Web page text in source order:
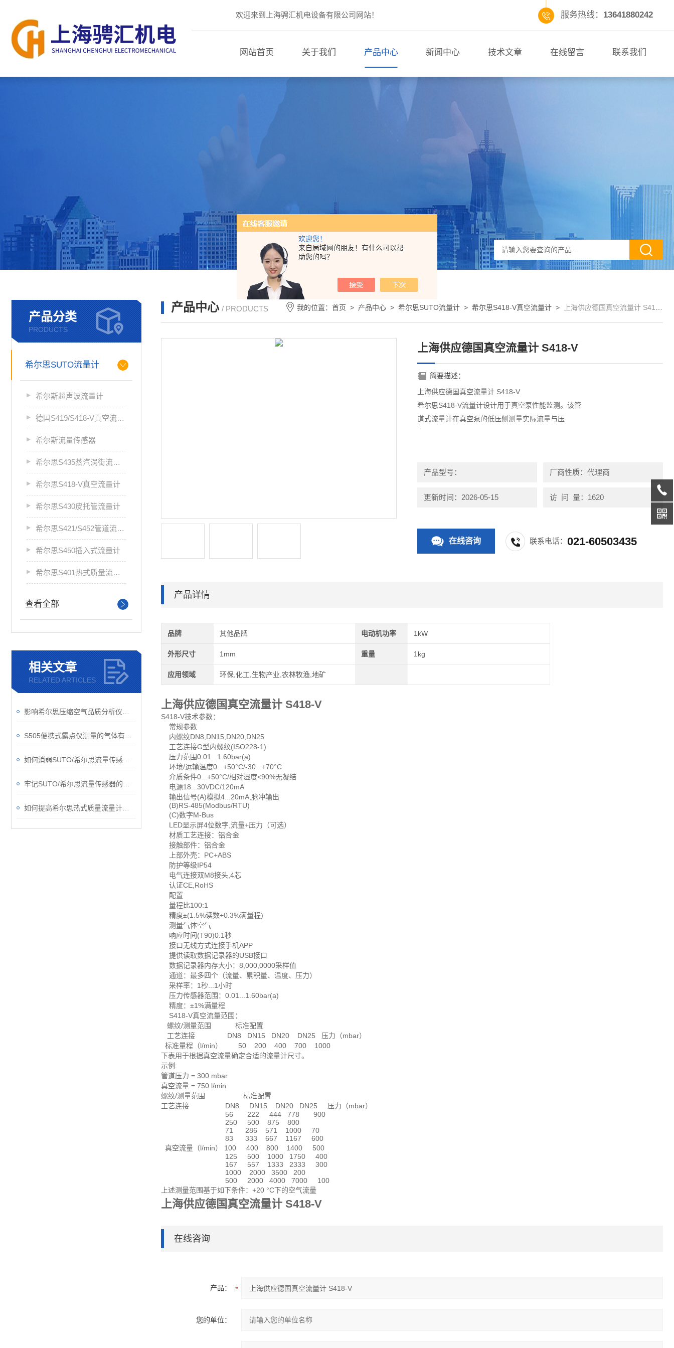
欢迎您！
来自局域网的朋友！有什么可以帮
助您的吗？
欢迎来到上海骋汇机电设备有限公司网站！ 服务热线： 13641880242
网站首页 关于我们 产品中心 新闻中心 技术文章 在线留言 联系我们
产品分类
PRODUCTS
希尔思SUTO流量计
希尔斯超声波流量计
德国S419/S418-V真空流量计
希尔斯流量传感器
希尔思S435蒸汽涡街流量计
希尔思S418-V真空流量计
希尔思S430皮托管流量计
希尔思S421/S452管道流量计
希尔思S450插入式流量计
希尔思S401热式质量流量计
查看全部
相关文章
RELATED ARTICLES
产品中心 / PRODUCTS 我的位置：首页 > 产品中心 >希尔思SUTO流量计 >希尔思S418-V真空流量计 > 上海供应德国真空流量计 S418-V
上海供应德国真空流量计 S418-V
简要描述：
上海供应德国真空流量计 S418-V
希尔思S418-V流量计设计用于真空泵性能监测。该管
道式流量计在真空泵的低压侧测量实际流量与压
产品型号： 厂商性质：代理商
更新时间：2026-05-15 访 问 量：1620
在线咨询 联系电话：021-60503435
产品详情
品牌 其他品牌 电动机功率 1kW
外形尺寸 1mm 重量 1kg
应用领域 环保,化工,生物产业,农林牧渔,地矿
上海供应德国真空流量计 S418-V
S418-V技术参数：
常规参数
内螺纹DN8,DN15,DN20,DN25
工艺连接G型内螺纹(ISO228-1)
压力范围0.01...1.60bar(a)
环境/运输温度0...+50°C/-30...+70°C
介质条件0...+50°C/相对湿度<90%无凝结
电源18...30VDC/120mA
输出信号(A)模拟4...20mA,脉冲输出
(B)RS-485(Modbus/RTU)
(C)数字M-Bus
LED显示屏4位数字,流量+压力（可选）
材质工艺连接：铝合金
接触部件：铝合金
上部外壳：PC+ABS
防护等级IP54
电气连接双M8接头,4芯
认证CE,RoHS
配置
量程比100:1
精度±(1.5%读数+0.3%满量程)
测量气体空气
响应时间(T90)0.1秒
接口无线方式连接手机APP
提供读取数据记录器的USB接口
数据记录器内存大小：8,000,0000采样值
通道：最多四个（流量、累积量、温度、压力）
采样率：1秒...1小时
压力传感器范围：0.01...1.60bar(a)
精度：±1%满量程
S418-V真空流量范围：
螺纹/测量范围 标准配置
工艺连接 DN8 DN15 DN20 DN25 压力（mbar）
标准量程（l/min） 50 200 400 700 1000
下表用于根据真空流量确定合适的流量计尺寸。
示例:
管道压力 = 300 mbar
真空流量 = 750 l/min
螺纹/测量范围 标准配置
工艺连接 DN8 DN15 DN20 DN25 压力（mbar）
56 222 444 778 900
250 500 875 800
71 286 571 1000 70
83 333 667 1167 600
真空流量（l/min） 100 400 800 1400 500
125 500 1000 1750 400
167 557 1333 2333 300
1000 2000 3500 200
500 2000 4000 7000 100
上述测量范围基于如下条件：+20 °C下的空气流量
上海供应德国真空流量计 S418-V
在线咨询
产品：
您的单位：